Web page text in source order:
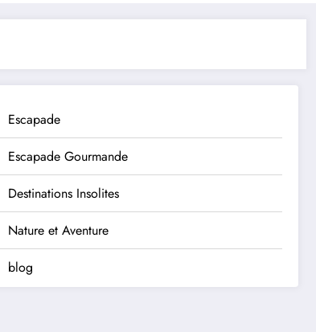
Escapade
Escapade Gourmande
Destinations Insolites
Nature et Aventure
blog